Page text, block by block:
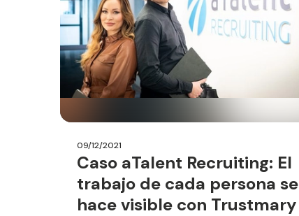
09/12/2021
Caso aTalent Recruiting: El
trabajo de cada persona se
hace visible con Trustmary